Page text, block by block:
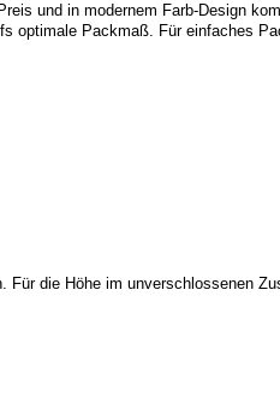
und in modernem Farb-Design
optimale Packmaß. Für einfaches
die Höhe im unverschlossenen